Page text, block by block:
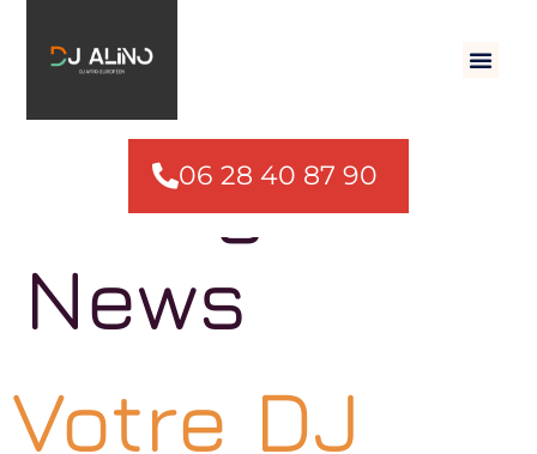
06 28 40 87 90 ​
Catégorie :
News
Votre DJ